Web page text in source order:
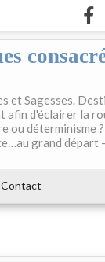
et Sagesses.
afin d'éclairer la
déterminisme ?
grand départ
Contact